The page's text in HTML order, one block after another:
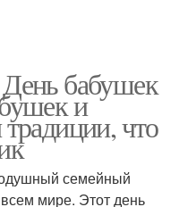
бабушек
и
что
семейный
мире. Этот день